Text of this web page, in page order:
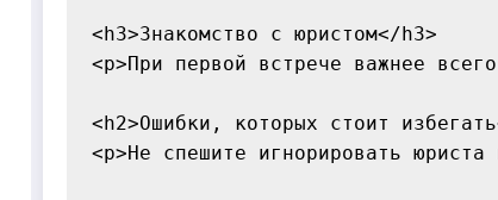
<h3>Знакомство с юристом</h3>
<p>При первой встрече важнее
<h2>Ошибки, которых стоит
<p>Не спешите игнорировать